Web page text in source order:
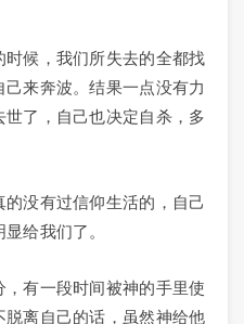
候，我们所失去的全都找
来奔波。结果一点没有力
了，自己也决定自杀，多
没有过信仰生活的，自己
给我们了。
有一段时间被神的手里使
离自己的话，虽然神给他